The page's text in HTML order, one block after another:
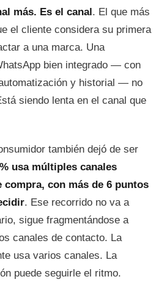
más. Es el canal. El que más
el cliente considera su primera
a una marca. Una
bien integrado — con
y historial — no
siendo lenta en el canal que
también dejó de ser
usa múltiples canales
con más de 6 puntos
. Ese recorrido no va a
sigue fragmentándose a
canales de contacto. La
usa varios canales. La
puede seguirle el ritmo.